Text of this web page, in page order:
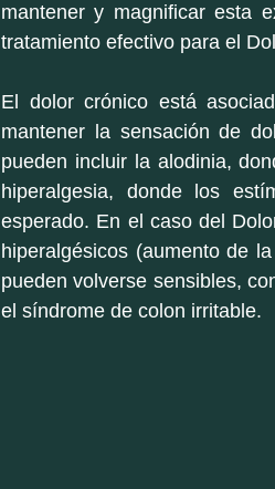
mantener y magnificar esta
tratamiento efectivo para el
El dolor crónico está
mantener la sensación de
pueden incluir la alodinia,
hiperalgesia, donde los
esperado. En el caso del
hiperalgésicos (aumento de
pueden volverse sensibles,
el síndrome de colon irritable.